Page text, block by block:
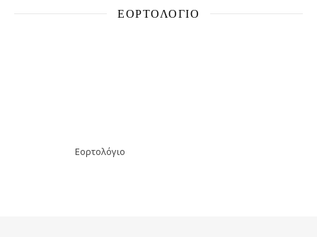
ΕΟΡΤΟΛΌΓΙΟ
Εορτολόγιο